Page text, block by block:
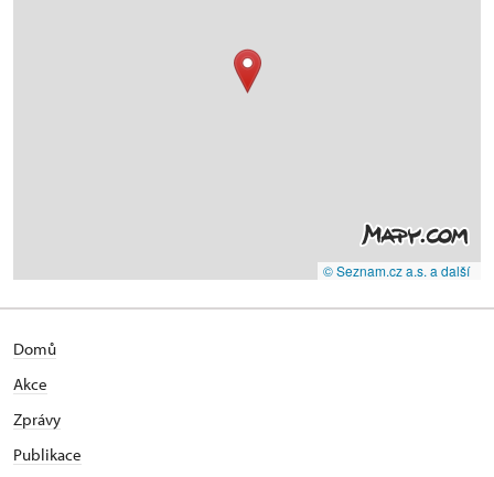
© Seznam.cz a.s. a další
Domů
Akce
Zprávy
Publikace